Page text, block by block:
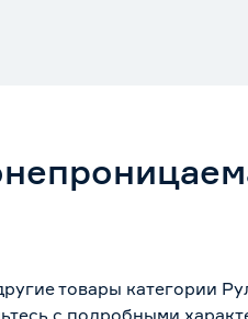
товары категории
с подробными